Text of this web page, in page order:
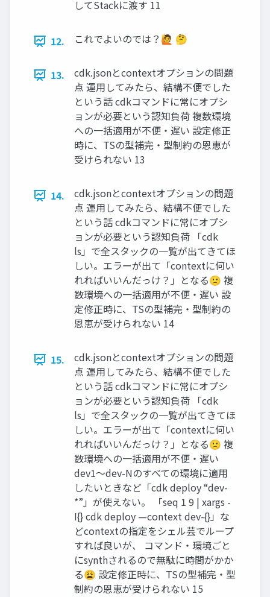
してStackに渡す 11
12. これでよいのでは？🙋 🤔
13.
cdk.jsonとcontextオプションの問題
点 運用してみたら、結構不便でした
という話 cdkコマンドに常にオプシ
ョンが必要という認知負荷 複数環境
への一括適用が不便・遅い 設定修正
時に、TSの型補完・型制約の恩恵が
受けられない 13
14.
cdk.jsonとcontextオプションの問題
点 運用してみたら、結構不便でした
という話 cdkコマンドに常にオプシ
ョンが必要という認知負荷 「cdk
ls」で全スタックの一覧が出てきてほ
しい。エラーが出て「contextに何い
れればいいんだっけ？」となる🙁 複
数環境への一括適用が不便・遅い 設
定修正時に、TSの型補完・型制約の
恩恵が受けられない 14
15.
cdk.jsonとcontextオプションの問題
点 運用してみたら、結構不便でした
という話 cdkコマンドに常にオプシ
ョンが必要という認知負荷 「cdk
ls」で全スタックの一覧が出てきてほ
しい。エラーが出て「contextに何い
れればいいんだっけ？」となる🙁 複
数環境への一括適用が不便・遅い
dev1〜dev-Nのすべての環境に適用
したいときなど「cdk deploy “dev-
*”」が使えない。 「seq 1 9 | xargs -
I{} cdk deploy —context dev-{}」な
どcontextの指定をシェル芸でループ
すれば良いが、 コマンド・環境ごと
にsynthされるので無駄に時間がかか
る😩 設定修正時に、TSの型補完・型
制約の恩恵が受けられない 15